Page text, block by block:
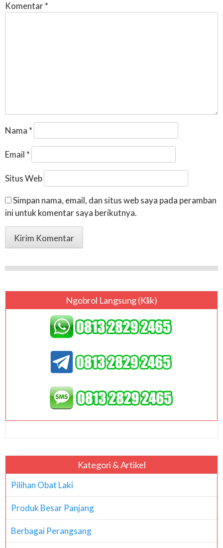
Komentar*
Nama *
Email *
Situs Web
Simpan nama, email, dan situs web saya pada peramban
ini untuk komentar saya berikutnya.
Ngobrol Langsung (klik)
Kategori & Artikel
Pilihan Obat Laki
Produk Besar Panjang
Berbagai Perangsang